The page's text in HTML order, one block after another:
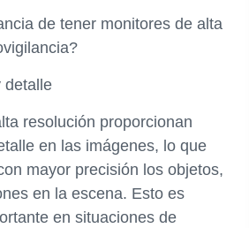
de tener monitores de alta
detalle
resolución proporcionan
en las imágenes, lo que
mayor precisión los objetos,
en la escena. Esto es
en situaciones de